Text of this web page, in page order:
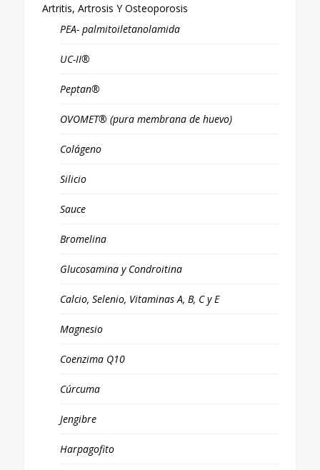
Artritis, Artrosis Y Osteoporosis
PEA- palmitoiletanolamida
UC-II®
Peptan®
OVOMET® (pura membrana de huevo)
Colágeno
Silicio
Sauce
Bromelina
Glucosamina y Condroitina
Calcio, Selenio, Vitaminas A, B, C y E
Magnesio
Coenzima Q10
Cúrcuma
Jengibre
Harpagofito